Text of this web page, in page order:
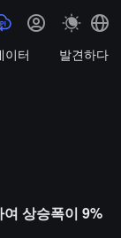
이터 발견하다
상승폭이 9%